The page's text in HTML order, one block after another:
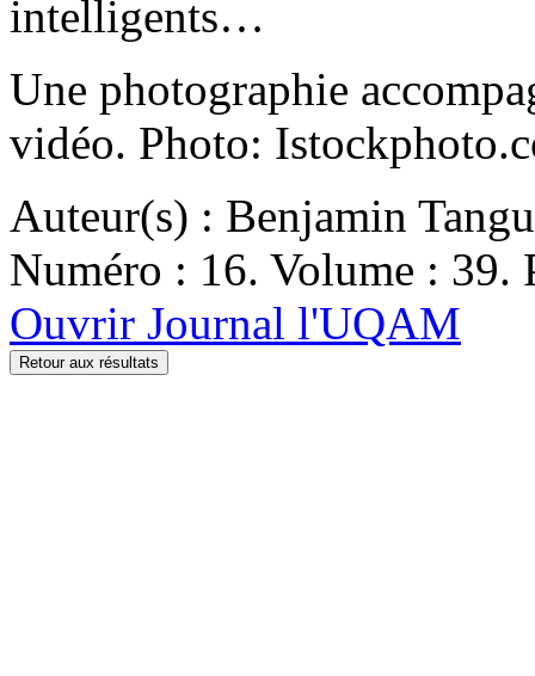
intelligents…
Une photographie
vidéo. Photo:
Auteur(s) : Benjamin
Numéro : 16. Volume : 39.
Ouvrir Journal l'UQAM
Retour aux résultats